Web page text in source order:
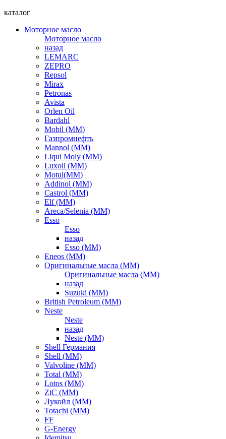
каталог
Моторное масло
Моторное масло
назад
LEMARC
ZEPRO
Repsol
Mirax
Petronas
Avista
Orlen Oil
Bardahl
Mobil (ММ)
Газпромнефть
Mannol (ММ)
Liqui Moly (ММ)
Luxoil (ММ)
Motul(ММ)
Addinol (ММ)
Castrol (ММ)
Elf (ММ)
Areca/Selenia (ММ)
Esso
Esso
назад
Esso (ММ)
Eneos (ММ)
Оригинальные масла (ММ)
Оригинальные масла (ММ)
назад
Suzuki (ММ)
British Petroleum (ММ)
Neste
Neste
назад
Neste (ММ)
Shell Германия
Shell (ММ)
Valvoline (ММ)
Total (ММ)
Lotos (ММ)
ZiC (ММ)
Лукойл (ММ)
Totachi (MM)
FF
G-Energy